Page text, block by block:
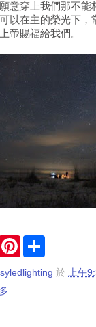
意穿上我們那不
以在主的榮光下
帝賜福給我們。
w
P
t
r
於
上午